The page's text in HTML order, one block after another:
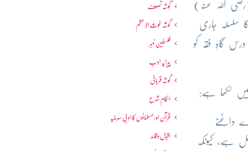
(رضی اللہ عنہ)
سلسلہ جاری
گاہِ فقہ کو
لکھا ہے:
داغنے
خلافِ نقل ہے، کیونکہ
گوشہ تصوف
گوشہ غوث الاعظم
فلسطین نمبر
پیرایہ ادب
گوشہ قربانی
احکامِ شرع
قرآن اور مسلمانوں کا ادبی سرمایہ
اقبال و قائد